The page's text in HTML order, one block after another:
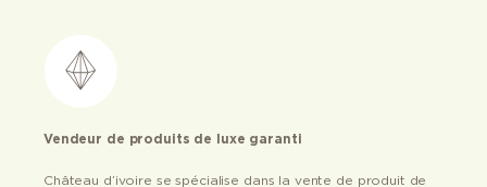
Vendeur de produits de luxe garanti
Château d’ivoire se spécialise dans la vente de produit de